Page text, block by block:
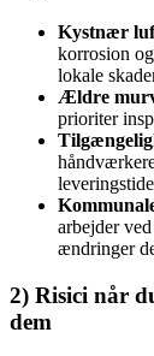
Kystnær
korrosion
lokale
Ældre
prioriter
arbejder
ændringer
2) Risici når
dem